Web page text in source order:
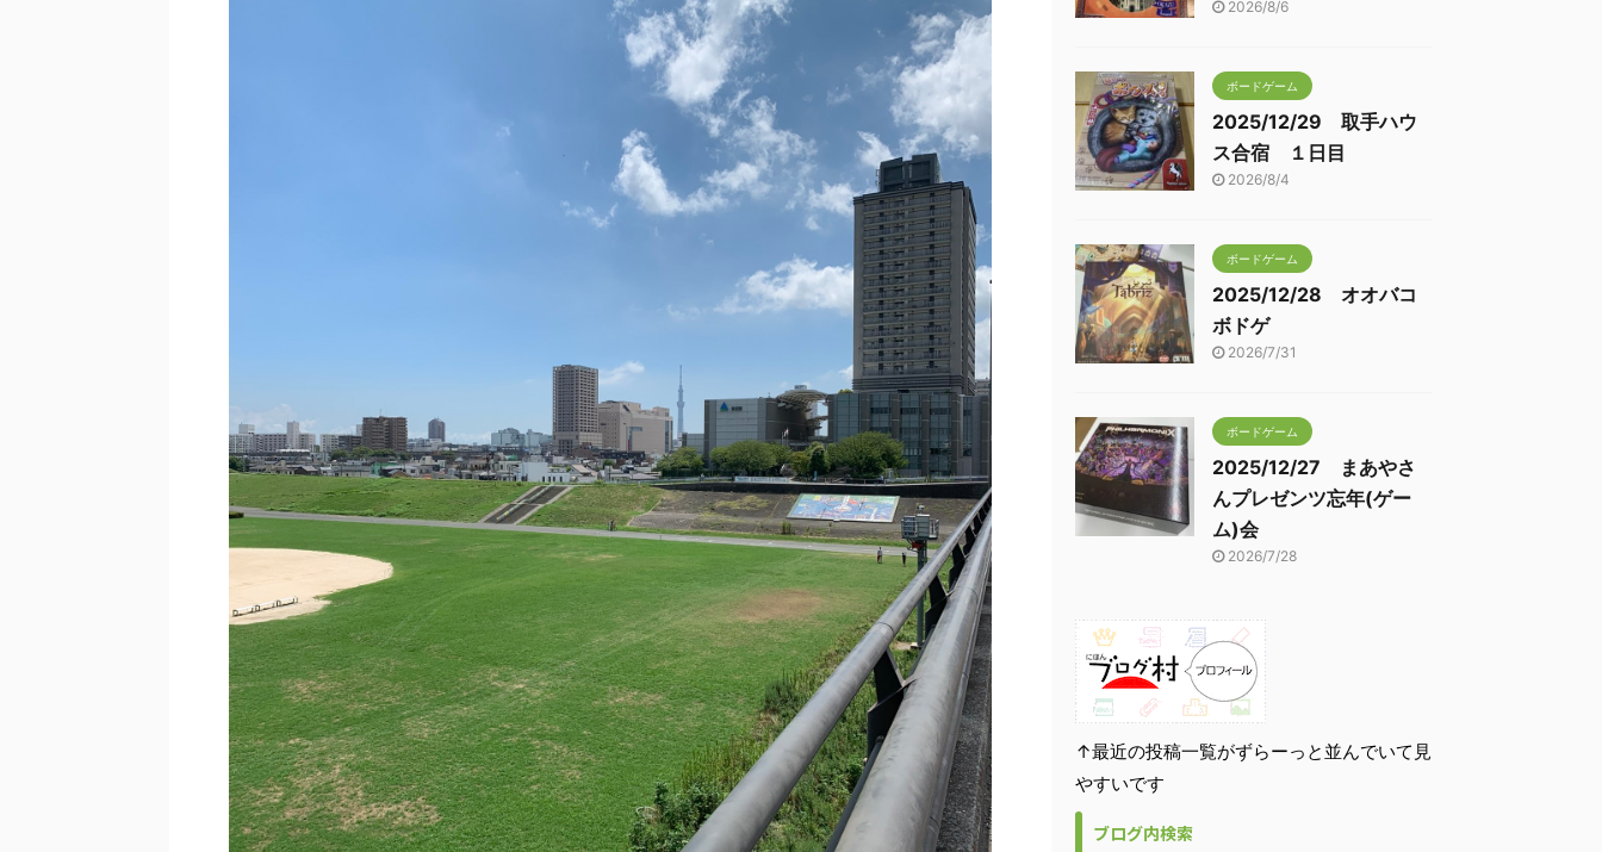
2026/8/6
ボードゲーム
2025/12/29 取手ハウ
ス合宿 １日目
2026/8/4
ボードゲーム
2025/12/28 オオバコ
ボドゲ
2026/7/31
ボードゲーム
2025/12/27 まあやさ
んプレゼンツ忘年(ゲー
ム)会
2026/7/28
↑最近の投稿一覧がずらーっと並んでいて見
やすいです
ブログ内検索